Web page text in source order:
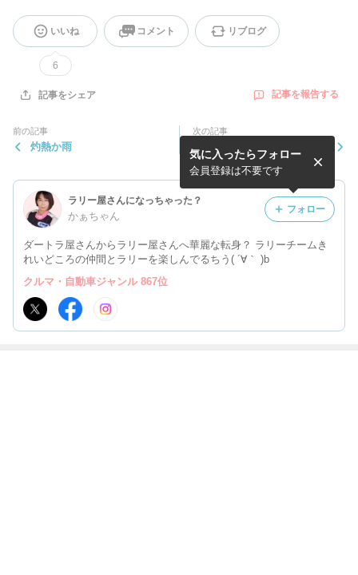
いいね
6
コメント リブログ
記事をシェア 記事を報告する
前の記事
灼熱か雨
次の記事
ラリチャレ渋川PRイベント
だよ
ラリー屋さんになっちゃった？
かぁちゃん
ダートラ屋さんからラリー屋さんへ華麗な転身？ ラリーチームき
れいどころの仲間とラリーを楽しんでるちう( ´∀｀ )b
気に入ったらフォロー
会員登録は不要です
フォロー
クルマ・自動車ジャンル 867位